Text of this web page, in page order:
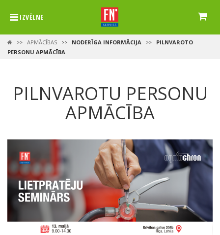
IZVĒLNE
>> APMĀCĪBAS >> NODERĪGA INFORMĀCIJA >>
PILNVAROTO
PERSONU APMĀCĪBA
PILNVAROTU PERSONU
APMĀCĪBA